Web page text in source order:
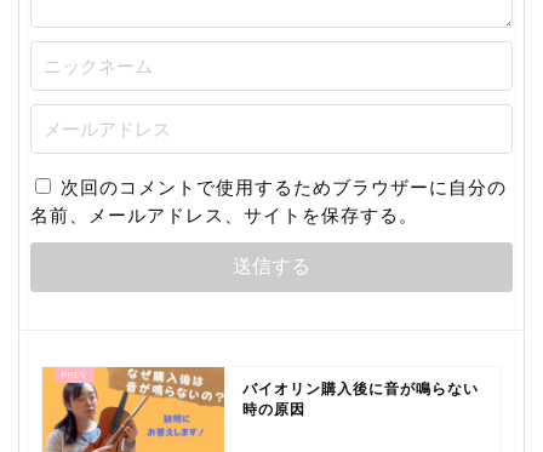
次回のコメントで使用するためブラウザーに自分の
名前、メールアドレス、サイトを保存する。
バイオリン購入後に音が鳴らない
時の原因